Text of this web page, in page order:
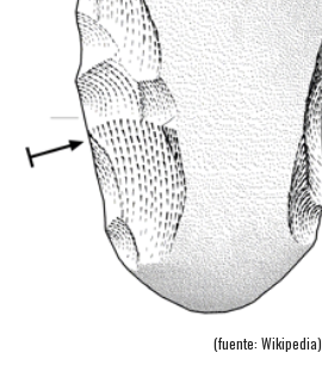
(fuente: Wikipedia)